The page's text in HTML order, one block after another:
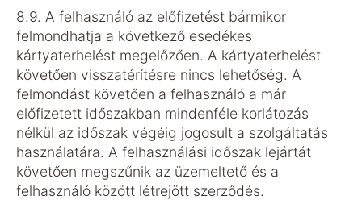
8.9. A felhasználó az előfizetést bármikor
felmondhatja a következő esedékes
kártyaterhelést megelőzően. A kártyaterhelést
követően visszatérítésre nincs lehetőség. A
felmondást követően a felhasználó a már
előfizetett időszakban mindenféle korlátozás
nélkül az időszak végéig jogosult a szolgáltatás
használatára. A felhasználási időszak lejártát
követően megszűnik az üzemeltető és a
felhasználó között létrejött szerződés.